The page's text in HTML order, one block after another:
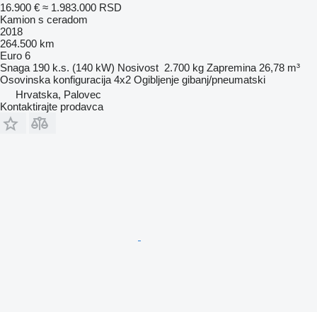
16.900 € ≈ 1.983.000 RSD
Kamion s ceradom
2018
264.500 km
Euro 6
Snaga 190 k.s. (140 kW) Nosivost 2.700 kg Zapremina 26,78 m³
Osovinska konfiguracija 4x2 Ogibljenje gibanj/pneumatski
Hrvatska, Palovec
Kontaktirajte prodavca